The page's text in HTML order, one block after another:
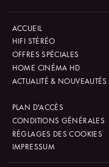
ACCUEIL
HIFI STÉRÉO
OFFRES SPÉCIALES
HOME CINÉMA HD
ACTUALITÉ & NOUVEAUTÉS
PLAN D'ACCÈS
CONDITIONS GÉNÉRALES
RÉGLAGES DES COOKIES
IMPRESSUM